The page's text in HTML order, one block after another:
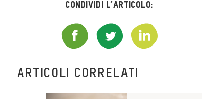
Condividi l’articolo:
ARTICOLI CORRELATI